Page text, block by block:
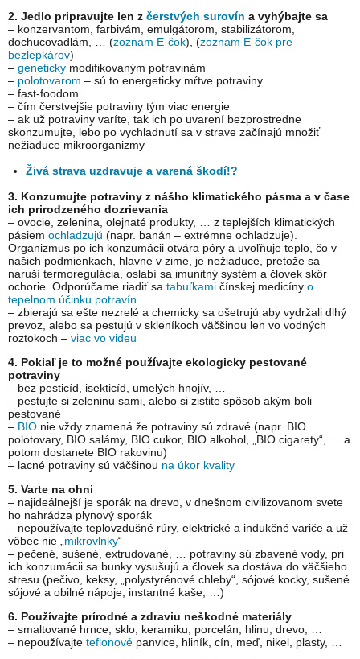
2. Jedlo pripravujte len z čerstvých surovín a vyhýbajte sa
– konzervantom, farbivám, emulgátorom, stabilizátorom,
dochucovadlám, … (zoznam E-čok), (zoznam E-čok pre
bezlepkárov)
– geneticky modifikovaným potravinám
– polotovarom – sú to energeticky mŕtve potraviny
– fast-foodom
– čím čerstvejšie potraviny tým viac energie
– ak už potraviny varíte, tak ich po uvarení bezprostredne
skonzumujte, lebo po vychladnutí sa v strave začínajú množiť
nežiaduce mikroorganizmy
Živá strava uzdravuje a varená škodí!?
3. Konzumujte potraviny z nášho klimatického pásma a v čase
ich prirodzeného dozrievania
– ovocie, zelenina, olejnaté produkty, … z teplejších klimatických
pásiem ochladzujú (napr. banán – extrémne ochladzuje).
Organizmus po ich konzumácii otvára póry a uvoľňuje teplo, čo v
našich podmienkach, hlavne v zime, je nežiaduce, pretože sa
naruší termoregulácia, oslabí sa imunitný systém a človek skôr
ochorie. Odporúčame riadiť sa tabuľkami čínskej medicíny o
tepelnom účinku potravín
– zbierajú sa ešte nezrelé a chemicky sa ošetrujú aby vydržali dlhý
prevoz, alebo sa pestujú v skleníkoch väčšinou len vo vodných
roztokoch – viac vo videu
4. Pokiaľ je to možné používajte ekologicky pestované
potraviny
– bez pesticíd, isekticíd, umelých hnojív, …
– pestujte si zeleninu sami, alebo si zistite spôsob akým boli
pestované
– BIO nie vždy znamená že potraviny sú zdravé (napr. BIO
polotovary, BIO salámy, BIO cukor, BIO alkohol, „BIO cigarety“, … a
potom dostanete BIO rakovinu)
– lacné potraviny sú väčšinou na úkor kvality
5. Varte na ohni
– najideálnejší je sporák na drevo, v dnešnom civilizovanom svete
ho nahrádza plynový sporák
– nepoužívajte teplovzdušné rúry, elektrické a indukčné variče a už
vôbec nie „ mikrovlnky“
– pečené, sušené, extrudované, … potraviny sú zbavené vody, pri
ich konzumácii sa bunky vysušujú a človek sa dostáva do väčšieho
stresu (pečivo, keksy, „polystyrénové chleby“, sójové kocky, sušené
sójové a obilné nápoje, instantné kaše, …)
6. Používajte prírodné a zdraviu neškodné materiály
– smaltované hrnce, sklo, keramiku, porcelán, hlinu, drevo, …
– nepoužívajte teflonové panvice, hliník, cín, meď, nikel, plasty, …